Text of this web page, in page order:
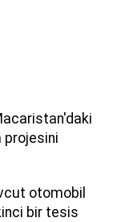
projesini
otomobil
bir tesis